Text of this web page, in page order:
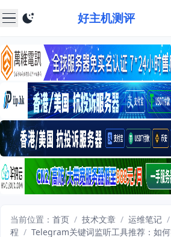
好主机测评
当前位置： 首页 / 技术文章 / 运维笔记 /
程 / Telegram关键词监听工具推荐：如